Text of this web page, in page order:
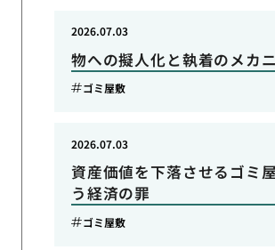
物への擬人化と執着のメカ
2026.07.03
ゴミ屋敷
資産価値を下落させるゴミ
う経済の罪
2026.07.03
ゴミ屋敷